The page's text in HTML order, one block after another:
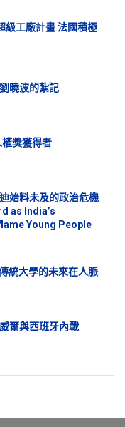
級工廠計畫 法國積極
曉波的紮記
獎獲得者
始料未及的政治危機
as India’s
Young People
統大學的未來在人脈
爾與西班牙內戰